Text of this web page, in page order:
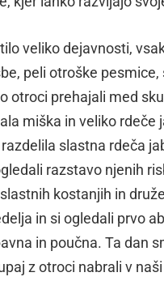
veliko dejavnosti,
peli otroške
otroci prehajali med
miška in veliko
slastna rdeča
razstavo njenih
kostanjih in
in si ogledali prvo
in poučna. Ta dan
z otroci nabrali v